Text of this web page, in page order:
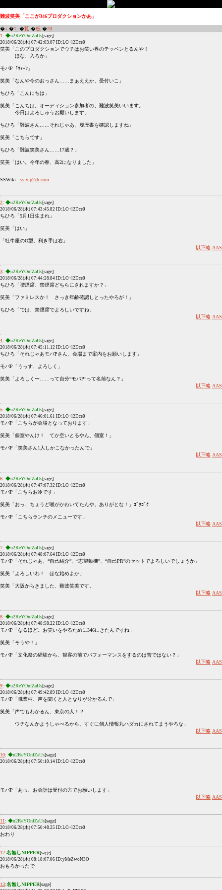
難波笑美「ここが346プロダクションかあ」
�↓ �1- �覧 �板 �20
1 : ◆u2ReYOnfZaUs[sage]
2018/06/28(木) 07:42:03.07 ID:LO+l2Dce0
笑美「このプロダクションでウチはお笑い界のテッペンとるんや！
ほな、入ろか」
モバP「ｳｨｰﾝ」
笑美「なんや今のおっさん……まぁええか、受付いこ」
ちひろ「こんにちは」
笑美「こんちは。オーディション参加者の、難波笑美いいます。
今日はよろしゅうお願いします」
ちひろ「難波さん……それじゃあ、履歴書を確認しますね」
笑美「こちらです」
ちひろ「難波笑美さん……17歳？」
笑美「はい。今年の春、高2になりました」
SSWiki : ss.vip2ch.com
2: ◆u2ReYOnfZaUs[sage]
2018/06/28(木) 07:43:45.82 ID:LO+l2Dce0
ちひろ「5月1日生まれ」
笑美「はい」
「牡牛座のO型。利き手は右」
以下略 AAS
3: ◆u2ReYOnfZaUs[sage]
2018/06/28(木) 07:44:28.84 ID:LO+l2Dce0
ちひろ「喫煙席、禁煙席どちらにされますか？」
笑美「ファミレスか！ さっき年齢確認しとったやろが！」
ちひろ「では、禁煙席でよろしいですね」
以下略 AAS
4: ◆u2ReYOnfZaUs[sage]
2018/06/28(木) 07:45:11.12 ID:LO+l2Dce0
ちひろ「それじゃあモバPさん、会場まで案内をお願いします」
モバP「うっす、よろしく」
笑美「よろしく〜……って自分“モバP”って名前なん？」
以下略 AAS
5: ◆u2ReYOnfZaUs[sage]
2018/06/28(木) 07:46:01.61 ID:LO+l2Dce0
モバP「こちらが会場となっております」
笑美「個室やんけ！ てか空いとるやん、個室！」
モバP「笑美さん1人しかこなかったんで」
以下略 AAS
6: ◆u2ReYOnfZaUs[sage]
2018/06/28(木) 07:47:07.32 ID:LO+l2Dce0
モバP「こちらお冷です」
笑美「おっ、ちょうど喉がかわいてたんや。ありがとな！」ｺﾞｸｺﾞｸ
モバP「こちらランチのメニューです」
以下略 AAS
7: ◆u2ReYOnfZaUs[sage]
2018/06/28(木) 07:48:07.64 ID:LO+l2Dce0
モバP「それじゃあ、“自己紹介”、“志望動機”、“自己PR”のセットでよろしいでしょうか」
笑美「よろしいわ！ ほな始めよか」
笑美「大阪からきました、難波笑美です。
以下略 AAS
8: ◆u2ReYOnfZaUs[sage]
2018/06/28(木) 07:48:58.22 ID:LO+l2Dce0
モバP「なるほど。お笑いをやるために346にきたんですね」
笑美「そうや！」
モバP「文化祭の経験から、観客の前でパフォーマンスをするのは苦ではない？」
以下略 AAS
9: ◆u2ReYOnfZaUs[sage]
2018/06/28(木) 07:49:42.89 ID:LO+l2Dce0
モバP「職業柄、声を聞くと人となりが分かるんで」
笑美「声でもわかるん、東京の人！？
ウチなんかようしゃべるから、すぐに個人情報丸ハダカにされてまうやろな」
以下略 AAS
10: ◆u2ReYOnfZaUs[sage]
2018/06/28(木) 07:50:10.14 ID:LO+l2Dce0
モバP「あっ、お会計は受付の方でお願いします」
以下略 AAS
11 : ◆u2ReYOnfZaUs[sage]
2018/06/28(木) 07:50:48.25 ID:LO+l2Dce0
おわり
12:名無しNIPPER[sage]
2018/06/28(木) 08:18:07.06 ID:yMeZwoN3O
おもろかったで
13:名無しNIPPER[sage]